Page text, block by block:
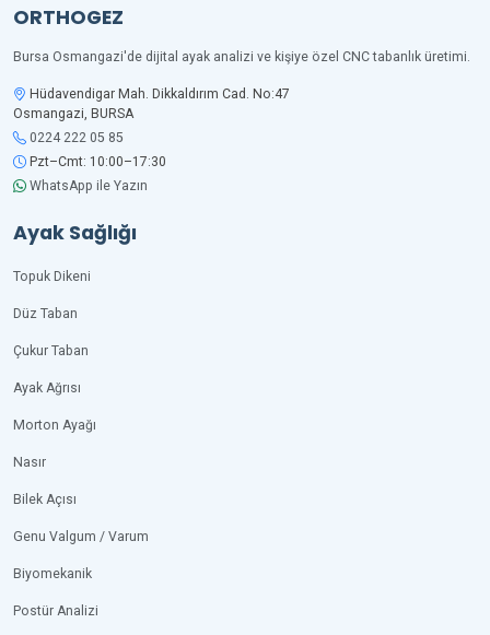
ORTHOGEZ
Bursa Osmangazi'de dijital ayak analizi ve kişiye özel CNC tabanlık üretimi.
Hüdavendigar Mah. Dikkaldırım Cad. No:47
Osmangazi, BURSA
0224 222 05 85
Pzt–Cmt: 10:00–17:30
WhatsApp ile Yazın
Ayak Sağlığı
Topuk Dikeni
Düz Taban
Çukur Taban
Ayak Ağrısı
Morton Ayağı
Nasır
Bilek Açısı
Genu Valgum / Varum
Biyomekanik
Postür Analizi